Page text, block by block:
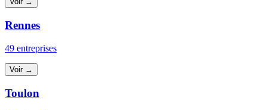
Rennes
49 entreprises
Voir →
Toulon